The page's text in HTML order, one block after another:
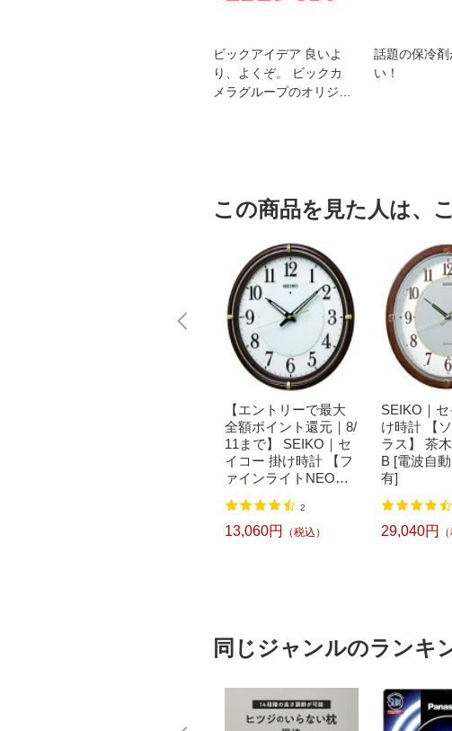
ビックアイデア 良いよ
り、よくぞ。 ビックカ
メラグループのオリジナ
話題の保冷剤
い！
この商品を見た人は、
【エントリーで最大
全額ポイント還元｜8/
11まで】 SEIKO｜セ
イコー 掛け時計 【フ
ァインライトNEO】
[電波自動受信機能有]
2
13,060円 （税込）
SEIKO｜
け時計 【
ラス】 茶
B [電波自
有]
29,040円
同じジャンルのランキ